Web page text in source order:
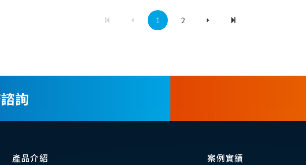
1 2
詢
產品介紹 案例實績